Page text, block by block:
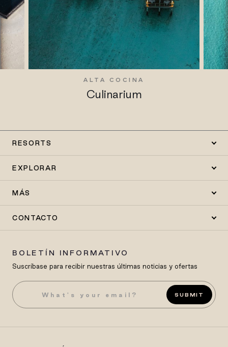
ALTA COCINA
Culinarium
RESORTS
EXPLORAR
MÁS
CONTACTO
BOLETÍN INFORMATIVO
Suscríbase para recibir nuestras últimas noticias y ofertas
SUBMIT